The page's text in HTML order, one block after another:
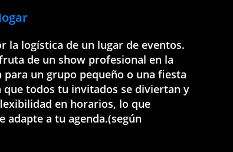
la logística de un lugar de eventos.
de un show profesional en la
para un grupo pequeño o una fiesta
todos tu invitados se diviertan y
en horarios, lo que
adapte a tu agenda.(según